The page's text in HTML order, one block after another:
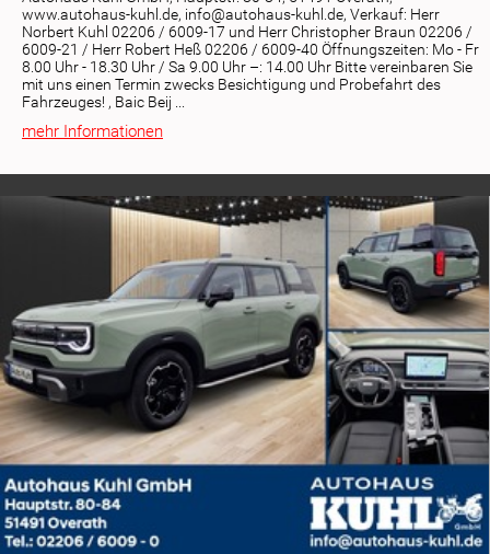
www.autohaus-kuhl.de, info@autohaus-kuhl.de, Verkauf: Herr
Norbert Kuhl 02206 / 6009-17 und Herr Christopher Braun 02206 /
6009-21 / Herr Robert Heß 02206 / 6009-40 Öffnungszeiten: Mo - Fr
8.00 Uhr - 18.30 Uhr / Sa 9.00 Uhr –: 14.00 Uhr Bitte vereinbaren Sie
mit uns einen Termin zwecks Besichtigung und Probefahrt des
Fahrzeuges! , Baic Beij ...
mehr Informationen